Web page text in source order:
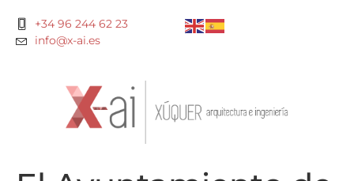
+34 96 244 62 23
info@x-ai.es